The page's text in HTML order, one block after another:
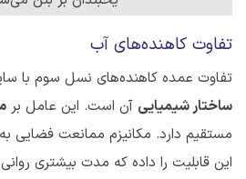
تفاوت کاهنده‌های آب
تفاوت عمده کاهنده‌های نسل سوم با سایر
ساختار شیمیایی آن است. این عامل بر
مستقیم دارد. مکانیزم ممانعت فضایی
این قابلیت را داده که مدت بیشتری